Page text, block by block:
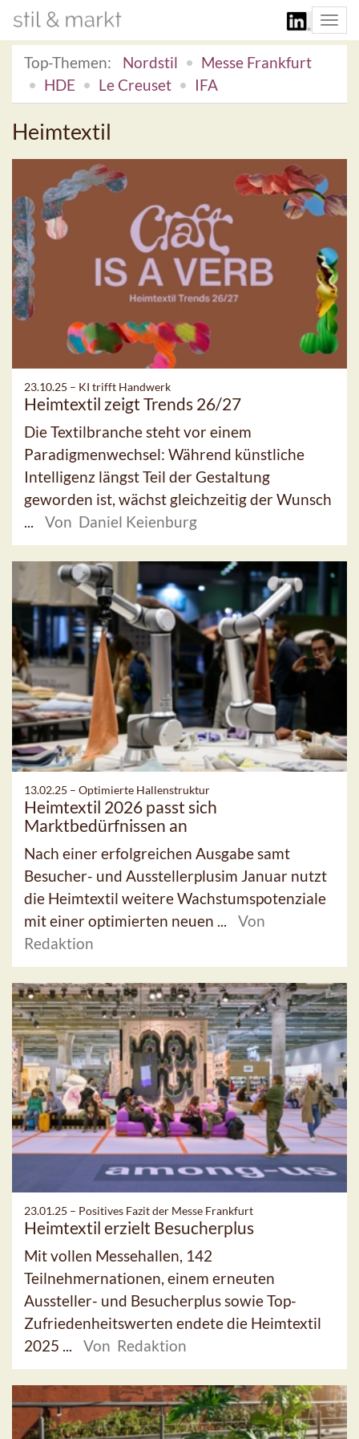
Top-Themen:
Nordstil
Messe Frankfurt
HDE
Le Creuset IFA
Heimtextil
23.10.25 – KI trifft Handwerk
Heimtextil zeigt Trends 26/27
Die Textilbranche steht vor einem
Paradigmenwechsel: Während künstliche
Intelligenz längst Teil der Gestaltung
geworden ist, wächst gleichzeitig der Wunsch
...
Von Daniel Keienburg
13.02.25 – Optimierte Hallenstruktur
Heimtextil 2026 passt sich
Marktbedürfnissen an
Nach einer erfolgreichen Ausgabe samt
Besucher- und Ausstellerplusim Januar nutzt
die Heimtextil weitere Wachstumspotenziale
mit einer optimierten neuen ...
Von
Redaktion
23.01.25 – Positives Fazit der Messe Frankfurt
Heimtextil erzielt Besucherplus
Mit vollen Messehallen, 142
Teilnehmernationen, einem erneuten
Aussteller- und Besucherplus sowie Top-
Zufriedenheitswerten endete die Heimtextil
2025 ...
Von Redaktion